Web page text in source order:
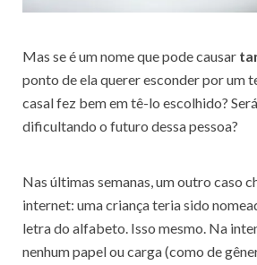
Mas se é um nome que pode causar
ponto de ela querer esconder por um
casal fez bem em tê-lo escolhido?
dificultando o futuro dessa pessoa?
Nas últimas semanas, um outro caso
internet: uma criança teria sido
letra do alfabeto. Isso mesmo. Na
nenhum papel ou carga (como de